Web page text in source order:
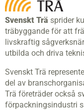
Svenskt Trä sprider
träbyggande för att
livskraftig
utbilda och driva
Svenskt Trä
del av
Trä företräder också
förpackningsindustri